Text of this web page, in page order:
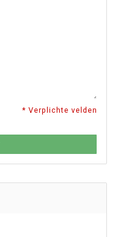
* Verplichte velden